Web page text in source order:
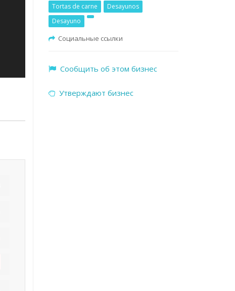
Tortas de carne
Desayunos
Desayuno
Социальные ссылки
Сообщить об этом бизнес
Утверждают бизнес